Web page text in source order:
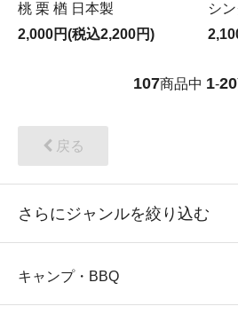
桃 栗 楢 日本製
2,000円(税込2,200円)
シ
107商品中 1-20
戻る
さらにジャンルを絞り込む
キャンプ・BBQ